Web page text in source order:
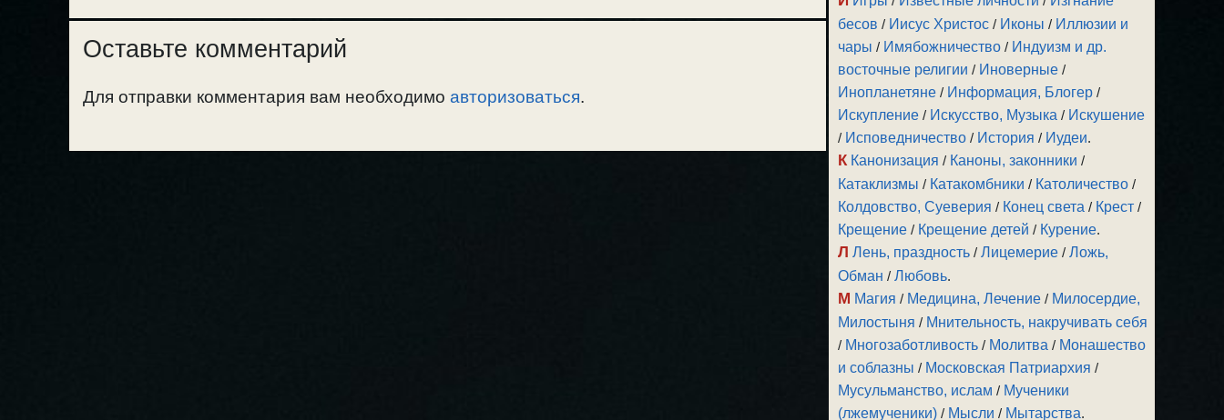
Оставьте комментарий
Для отправки комментария вам необходимо авторизоваться.
бесов / Иисус Христос / Иконы / Иллюзии и
чары / Имябожничество / Индуизм и др.
восточные религии / Иноверные /
Инопланетяне / Информация, Блогер /
Искупление / Искусство, Музыка / Искушение
/ Исповедничество / История / Иудеи.
К Канонизация / Каноны, законники /
Катаклизмы / Катакомбники / Католичество /
Колдовство, Суеверия / Конец света / Крест /
Крещение / Крещение детей / Курение.
Л Лень, праздность /Лицемерие /Ложь,
Обман /Любовь.
М Магия / Медицина, Лечение / Милосердие,
Милостыня / Мнительность, накручивать себя
/ Многозаботливость / Молитва / Монашество
и соблазны / Московская Патриархия /
Мусульманство, ислам / Мученики
(лжемученики) / Мысли / Мытарства.